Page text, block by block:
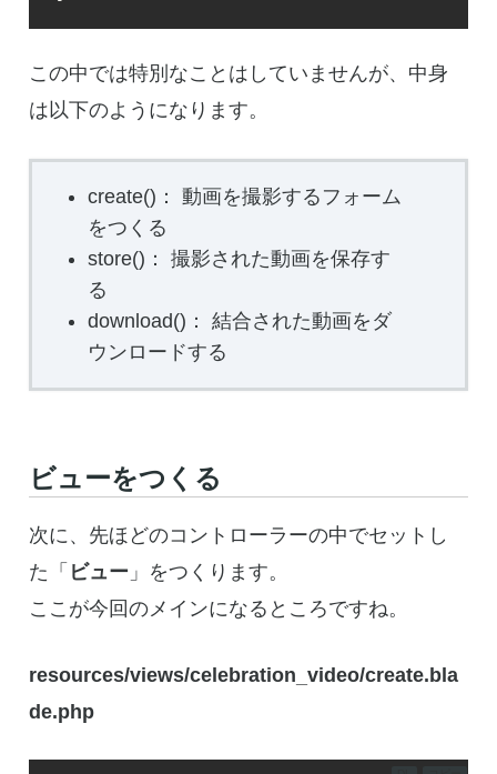
この中では特別なことはしていませんが、中身
は以下のようになります。
create()： 動画を撮影するフォーム
をつくる
store()： 撮影された動画を保存す
る
download()： 結合された動画をダ
ウンロードする
ビューをつくる
次に、先ほどのコントローラーの中でセットし
た「 ビュー 」をつくります。
ここが今回のメインになるところですね。
resources/views/celebration_video/create.bla
de.php